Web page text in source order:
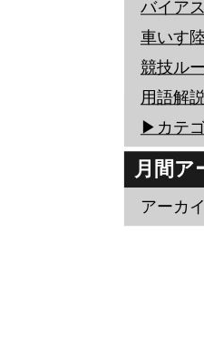
バイア
車いす
競技ル
用語解
▶︎カテ
月間ア
アーカ